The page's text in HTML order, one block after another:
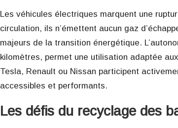
Les véhicules électriques marquent une
circulation, ils n’émettent aucun gaz
majeurs de la transition énergétique.
kilomètres, permet une utilisation adaptée
Tesla, Renault ou Nissan participent
accessibles et performants.
Les défis du recyclage des